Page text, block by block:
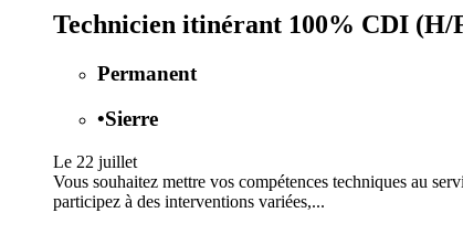
Technicien itinérant 100% CDI (H/
Permanent
•Sierre
Le 22 juillet
Vous souhaitez mettre vos compétences techniques au
participez à des interventions variées,...